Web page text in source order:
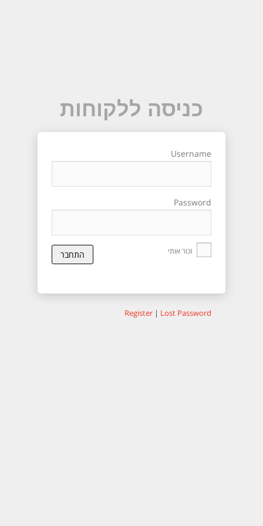
כניסה ללקוחות
Username
Password
זכור אותי
Register | Lost Password